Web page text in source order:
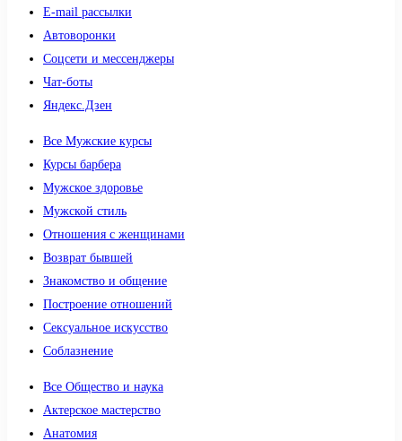
E-mail рассылки
Автоворонки
Соцсети и мессенджеры
Чат-боты
Яндекс.Дзен
Все Мужские курсы
Курсы барбера
Мужское здоровье
Мужской стиль
Отношения с женщинами
Возврат бывшей
Знакомство и общение
Построение отношений
Сексуальное искусство
Соблазнение
Все Общество и наука
Актерское мастерство
Анатомия